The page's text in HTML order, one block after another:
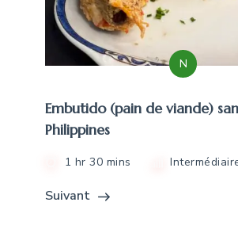
N
Embutido (pain de viande)
Philippines
1 hr 30 mins
Suivant